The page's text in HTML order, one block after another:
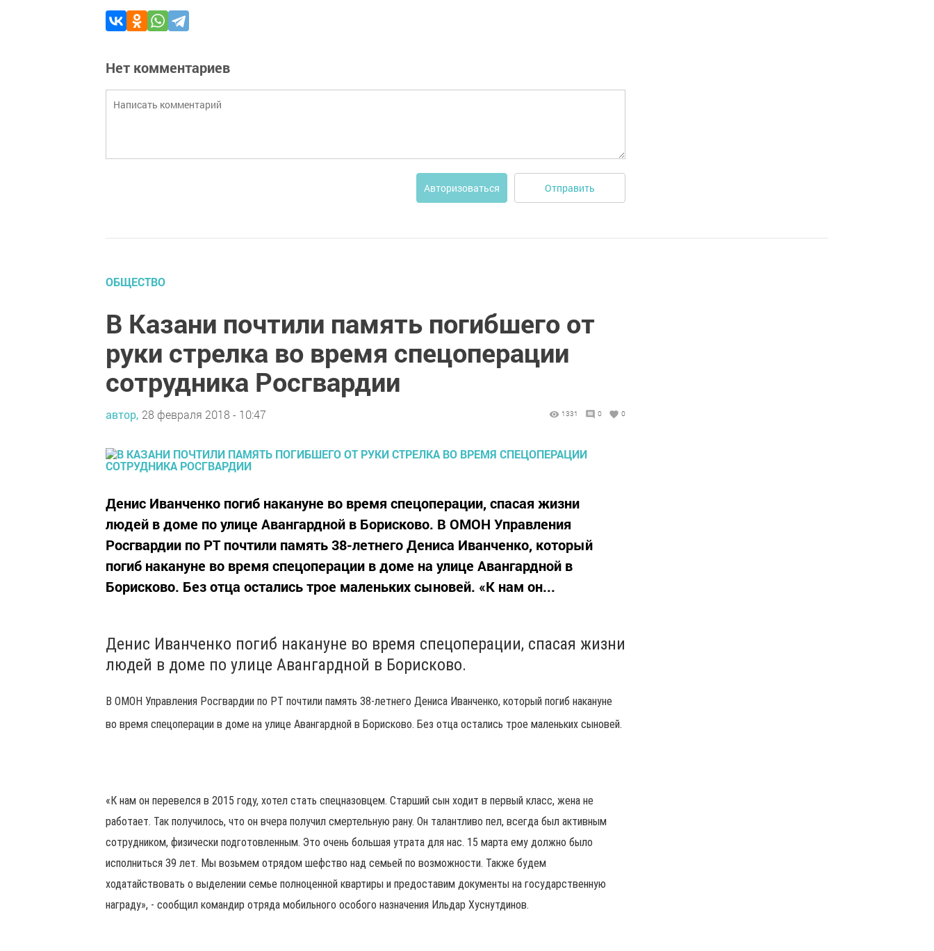
Нет комментариев
Авторизоваться Отправить
ОБЩЕСТВО
В Казани почтили память погибшего от
руки стрелка во время спецоперации
сотрудника Росгвардии
автор, 28 февраля 2018 - 10:47 1331 0 0
Денис Иванченко погиб накануне во время спецоперации, спасая жизни
людей в доме по улице Авангардной в Борисково. В ОМОН Управления
Росгвардии по РТ почтили память 38-летнего Дениса Иванченко, который
погиб накануне во время спецоперации в доме на улице Авангардной в
Борисково. Без отца остались трое маленьких сыновей. «К нам он...
Денис Иванченко погиб накануне во время спецоперации, спасая жизни
людей в доме по улице Авангардной в Борисково.
В ОМОН Управления Росгвардии по РТ почтили память 38-летнего Дениса Иванченко, который погиб накануне
во время спецоперации в доме на улице Авангардной в Борисково. Без отца остались трое маленьких сыновей.
«К нам он перевелся в 2015 году, хотел стать спецназовцем. Старший сын ходит в первый класс, жена не
работает. Так получилось, что он вчера получил смертельную рану. Он талантливо пел, всегда был активным
сотрудником, физически подготовленным. Это очень большая утрата для нас. 15 марта ему должно было
исполниться 39 лет. Мы возьмем отрядом шефство над семьей по возможности. Также будем
ходатайствовать о выделении семье полноценной квартиры и предоставим документы на государственную
награду», - сообщил командир отряда мобильного особого назначения Ильдар Хуснутдинов.